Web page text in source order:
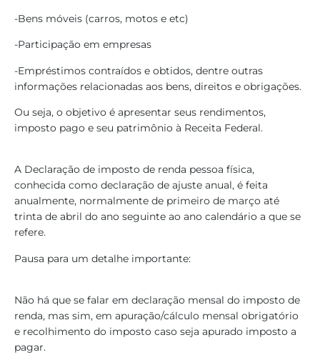
-Bens móveis (carros, motos e etc)
-Participação em empresas
-Empréstimos contraídos e obtidos, dentre outras
informações relacionadas aos bens, direitos e obrigações.
Ou seja, o objetivo é apresentar seus rendimentos,
imposto pago e seu patrimônio à Receita Federal.
A Declaração de imposto de renda pessoa física,
conhecida como declaração de ajuste anual, é feita
anualmente, normalmente de primeiro de março até
trinta de abril do ano seguinte ao ano calendário a que se
refere.
Pausa para um detalhe importante:
Não há que se falar em declaração mensal do imposto de
renda, mas sim, em apuração/cálculo mensal obrigatório
e recolhimento do imposto caso seja apurado imposto a
pagar.